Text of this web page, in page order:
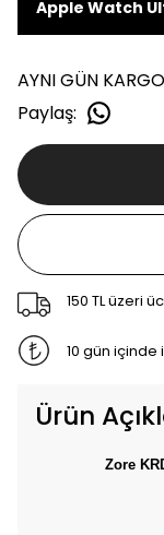
Apple Watch
AYNI GÜN
Paylaş:
150 TL üzeri
10 gün
Ürün
Zore